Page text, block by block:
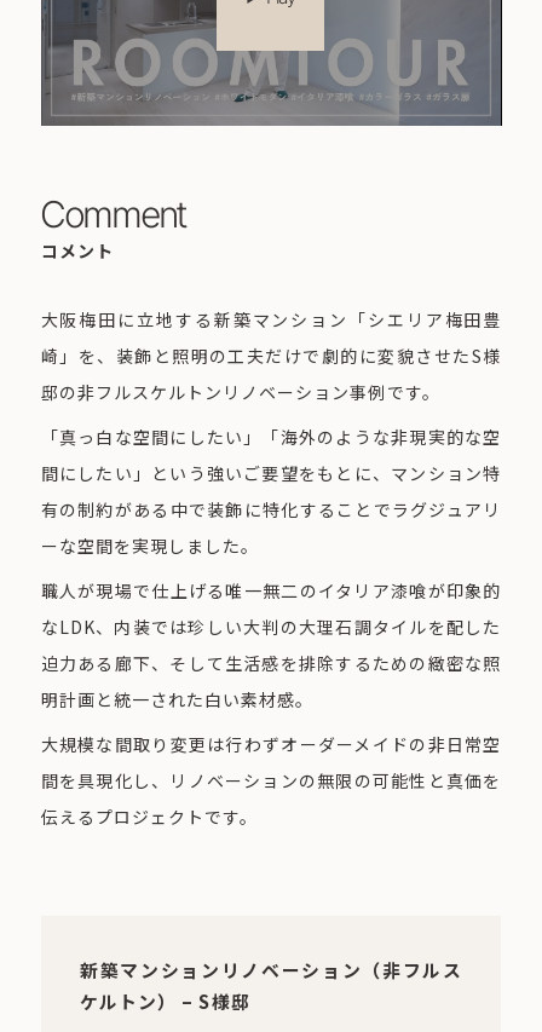
Comment
コメント
大阪梅田に立地する新築マンション「シエリア梅田豊
崎」を、装飾と照明の工夫だけで劇的に変貌させたS様
邸の非フルスケルトンリノベーション事例です。
「真っ白な空間にしたい」「海外のような非現実的な空
間にしたい」という強いご要望をもとに、マンション特
有の制約がある中で装飾に特化することでラグジュアリ
ーな空間を実現しました。
職人が現場で仕上げる唯一無二のイタリア漆喰が印象的
なLDK、内装では珍しい大判の大理石調タイルを配した
迫力ある廊下、そして生活感を排除するための緻密な照
明計画と統一された白い素材感。
大規模な間取り変更は行わずオーダーメイドの非日常空
間を具現化し、リノベーションの無限の可能性と真価を
伝えるプロジェクトです。
新築マンションリノベーション（非フルス
ケルトン） – S様邸